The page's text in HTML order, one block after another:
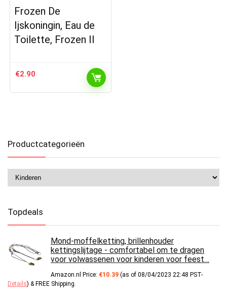
Frozen De
Ijskoningin, Eau de
Toilette, Frozen II
€2.90
Productcategorieën
Topdeals
Mond-moffelketting, brillenhouder
kettingslijtage - comfortabel om te dragen
voor volwassenen voor kinderen voor feest…
Amazon.nl Price: €10.39 (as of 08/04/2023 22:48 PST-
Details) & FREE Shipping.